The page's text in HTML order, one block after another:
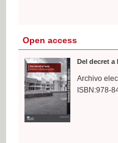
Open access
Del decret a
Archivo
ISBN:978-